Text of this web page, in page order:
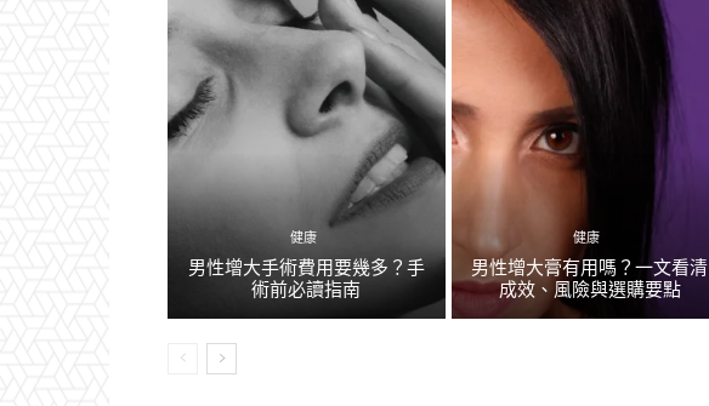
健康
男性增大手術費用要幾多？手
術前必讀指南
健康
男性增大膏有用嗎？一文看清
成效、風險與選購要點